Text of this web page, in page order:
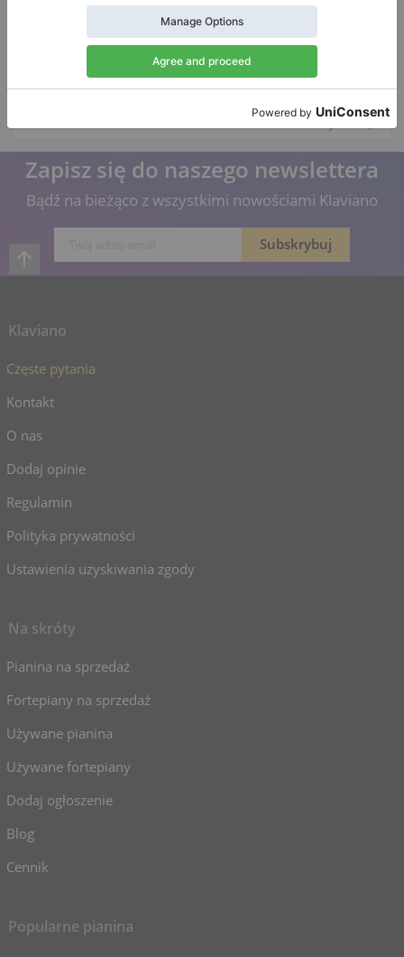
Zapytanie o cenę
Stany
Miasto:Bloomingdale
Zapisz się do naszego newslettera
Bądź na bieżąco z wszystkimi nowościami Klaviano
Klaviano
Częste pytania
Kontakt
O nas
Dodaj opinie
Regulamin
Polityka prywatności
Ustawienia uzyskiwania zgody
Na skróty
Pianina na sprzedaż
Fortepiany na sprzedaż
Używane pianina
Używane fortepiany
Dodaj ogłoszenie
Blog
Cennik
Popularne pianina